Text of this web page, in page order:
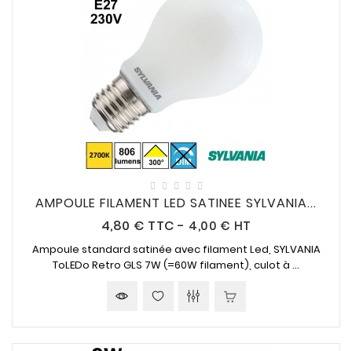
AMPOULE FILAMENT LED SATINEE SYLVANIA...
4,80 € Prix
TTC - 4,00 € HT
Ampoule standard satinée avec filament Led, SYLVANIA
ToLEDo Retro GLS 7W (=60W filament), culot à ...